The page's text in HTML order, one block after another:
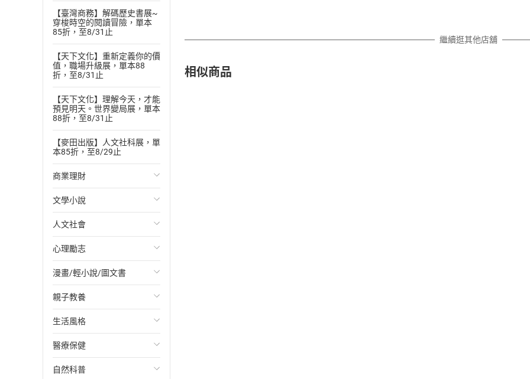
【臺灣商務】解碼歷史書展~
穿梭時空的閱讀冒險，單本
85折，至8/31止
【天下文化】重新定義你的價
值，職場升級展，單本88
折，至8/31止
【天下文化】理解今天，才能
預見明天。世界變局展，單本
88折，至8/31止
【麥田出版】人文社科展，單
本85折，至8/29止
商業理財
投資理財
經濟/趨勢
財務/金融
管理/領導
職場工作術
成功法
行銷/廣告
傳記
文學小說
歐美文學
日本文學
韓國文學
華文文學
經典文學
成長/家庭生活小說
懸疑/推理小說
人文社會
國際關係
政治
社會科學
台灣/中國歷史
日/韓歷史
其他歷史/史學
心理勵志
心靈成長/情緒
人際關係
兩性關係
心理學
漫畫/輕小說/圖文書
輕小說
奇幻/科幻
愛情故事
職場/社會寫實
親子教養
教育現場
兒童文學/故事
兒童科普/學習
生活風格
飲食/食譜
健身/美顏
醫療保健
健康/養生
自然科普
繼續逛其他店舖
相似商品